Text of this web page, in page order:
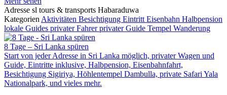
Adresse sl tours & transports Habaraduwa
Kategorien Aktivitäten Besichtigung Eintritt Eisenbahn Halbpension
lokale Guides privater Fahrerprivater Guide Tempel Wanderung
8 Tage – Sri Lanka spüren
Start von jeder Adresse in Sri Lanka möglich, privater Wagen und
Guide, Eintritte inklusive, Halbpension, Eisenbahnfahrt,
Besichtigung Sigiriya, Höhlentempel Dambulla, private Safari Yala
Nationalpark, und vieles mehr.